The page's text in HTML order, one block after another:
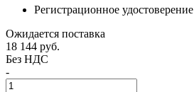
Регистрационное удостоверение
Ожидается поставка
18 144 руб.
Без НДС
-